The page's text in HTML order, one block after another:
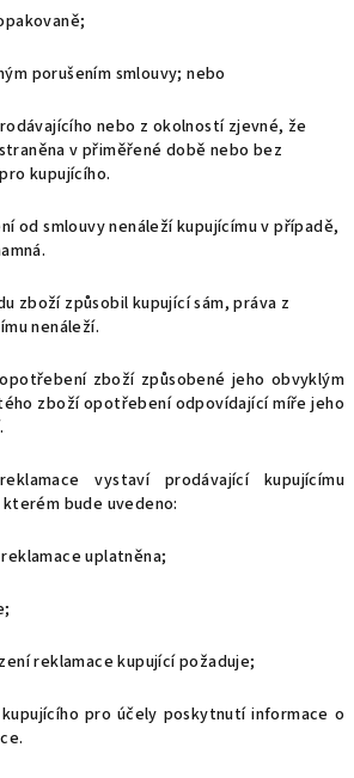
porušením smlouvy; nebo
nebo z okolností zjevné, že
v přiměřené době nebo bez
kupujícího.
od smlouvy nenáleží kupujícímu v případě,
zboží způsobil kupující sám, práva z
nenáleží.
zboží způsobené jeho obvyklým
zboží opotřebení odpovídající míře jeho
vystaví prodávající kupujícímu
bude uvedeno:
uplatněna;
reklamace kupující požaduje;
pro účely poskytnutí informace o